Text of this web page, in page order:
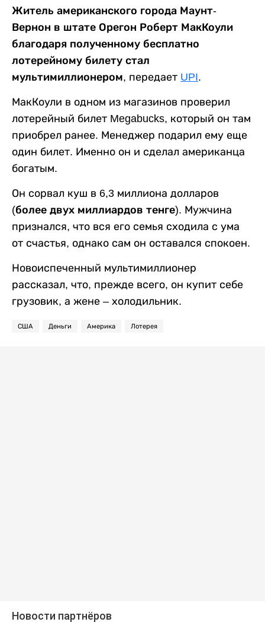
Житель американского города Маунт-
Вернон в штате Орегон Роберт МакКоули
благодаря полученному бесплатно
лотерейному билету стал
мультимиллионером, передает UPI.
МакКоули в одном из магазинов проверил
лотерейный билет Megabucks, который он там
приобрел ранее. Менеджер подарил ему еще
один билет. Именно он и сделал американца
богатым.
Он сорвал куш в 6,3 миллиона долларов
(более двух миллиардов тенге). Мужчина
признался, что вся его семья сходила с ума
от счастья, однако сам он оставался спокоен.
Новоиспеченный мультимиллионер
рассказал, что, прежде всего, он купит себе
грузовик, а жене – холодильник.
США Деньги Америка Лотерея